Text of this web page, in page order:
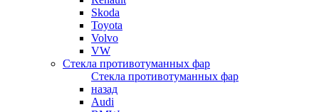
Skoda
Toyota
Volvo
VW
Стекла противотуманных фар
Стекла противотуманных фар
назад
Audi